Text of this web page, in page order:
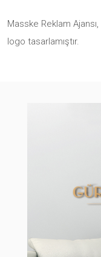
Masske Reklam
logo tasarlamıştır.